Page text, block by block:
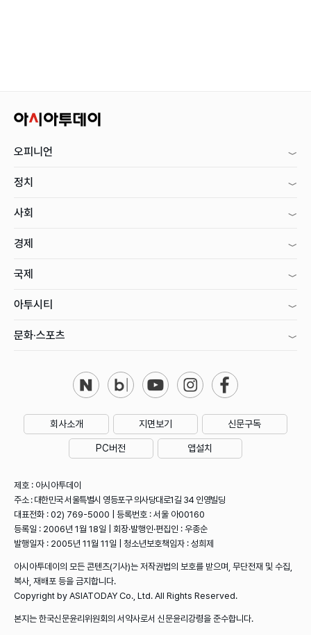
오피니언
정치
사회
경제
국제
아투시티
문화·스포츠
회사소개 지면보기 신문구독
PC버전 앱설치
제호 : 아시아투데이
주소 : 대한민국 서울특별시 영등포구 의사당대로1길 34 인영빌딩
대표전화 : 02) 769-5000 | 등록번호 : 서울 아00160
등록일 : 2006년 1월 18일 | 회장·발행인·편집인 : 우종순
발행일자 : 2005년 11월 11일 | 청소년보호책임자 : 성희제
아시아투데이의 모든 콘텐츠(기사)는 저작권법의 보호를 받으며, 무단전재 및 수집,
복사, 재배포 등을 금지합니다.
Copyright by ASIATODAY Co., Ltd. All Rights Reserved.
본지는 한국신문윤리위원회의 서약사로서 신문윤리강령을 준수합니다.